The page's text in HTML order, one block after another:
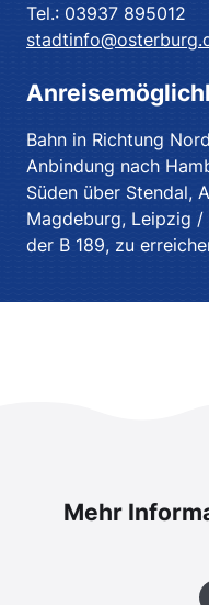
Tel.: 03937 895012
Bahn in Richtung
Anbindung nach
Süden über Stendal,
Magdeburg, Leipzig
der B 189, zu
Mehr